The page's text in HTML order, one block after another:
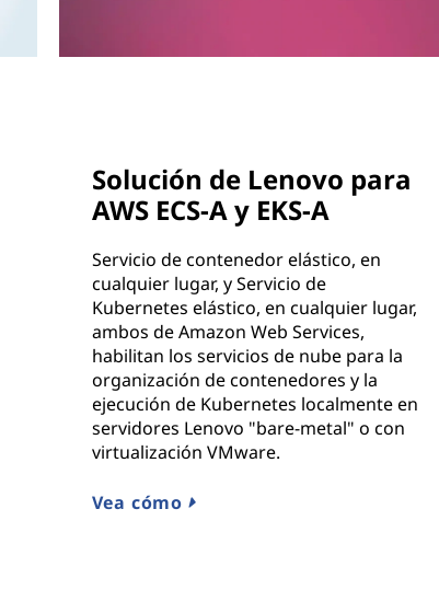
Solución de Lenovo para
AWS ECS-A y EKS-A
Servicio de contenedor elástico, en
cualquier lugar, y Servicio de
Kubernetes elástico, en cualquier lugar,
ambos de Amazon Web Services,
habilitan los servicios de nube para la
organización de contenedores y la
ejecución de Kubernetes localmente en
servidores Lenovo "bare-metal" o con
virtualización VMware.
Vea cómo